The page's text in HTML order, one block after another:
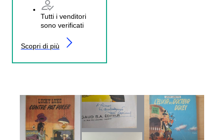
Tutti i venditori
sono verificati
Scopri di più